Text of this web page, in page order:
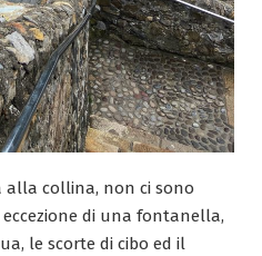
alla collina, non ci sono
di una fontanella,
le scorte di cibo ed il